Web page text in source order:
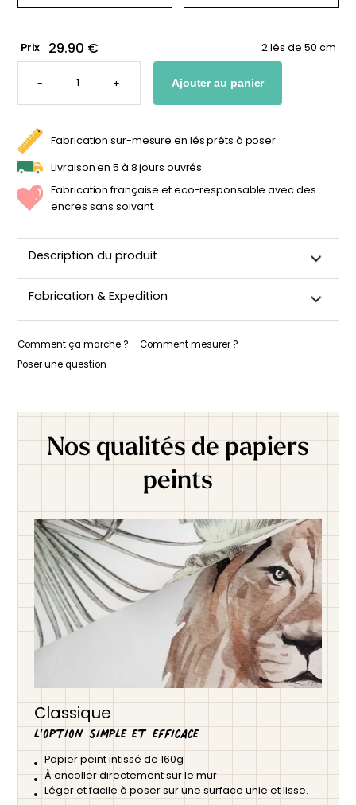
Prix 29.90 € 2 lés de 50 cm
-
QUANTITÉ
PAPIER
RATON
+ Ajouter au panier
Fabrication sur-mesure en lés prêts à poser
Livraison en 5 à 8 jours ouvrés.
Fabrication française et eco-responsable avec des
encres sans solvant.
Description du produit
Fabrication & Expedition
soin puis expédié sous 5 à 8 jours ouvrés. Quand votre
papier peint est expédié, vous recevez une confirmation de
Comment ça marche ?
Comment mesurer ?
Poser une question
Nos qualités de papiers
peints
Classique
L’option simple et efficace
Papier peint intissé de 160g
À encoller directement sur le mur
Léger et facile à poser sur une surface unie et lisse.